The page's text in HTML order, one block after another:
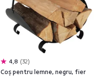
4,8 32
Coş pentru lemne, negru, fier